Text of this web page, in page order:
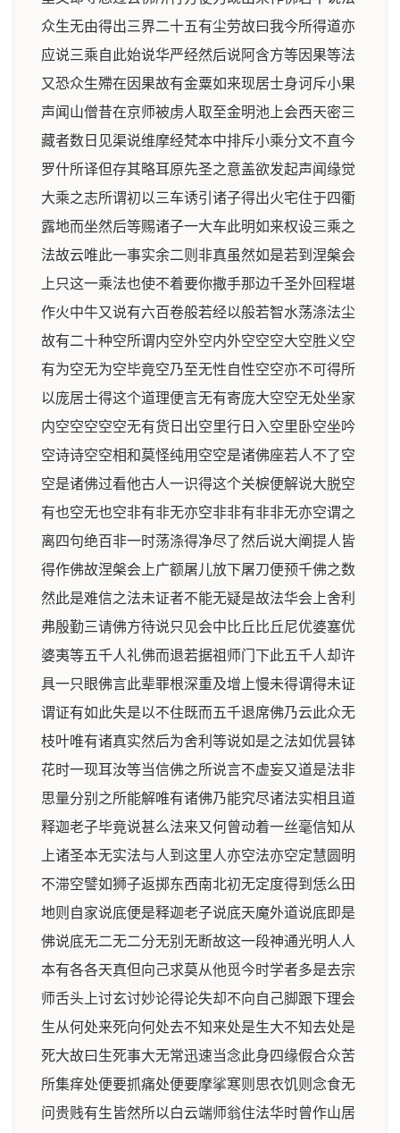
众生无由得出三界二十五有尘劳故曰我今所得道亦
应说三乘自此始说华严经然后说阿含方等因果等法
又恐众生殢在因果故有金粟如来现居士身诃斥小果
声闻山僧昔在京师被虏人取至金明池上会西天密三
藏者数日见渠说维摩经梵本中排斥小乘分文不直今
罗什所译但存其略耳原先圣之意盖欲发起声闻缘觉
大乘之志所谓初以三车诱引诸子得出火宅住于四衢
露地而坐然后等赐诸子一大车此明如来权设三乘之
法故云唯此一事实余二则非真虽然如是若到涅槃会
上只这一乘法也使不着要你撒手那边千圣外回程堪
作火中牛又说有六百卷般若经以般若智水荡涤法尘
故有二十种空所谓内空外空内外空空空大空胜义空
有为空无为空毕竟空乃至无性自性空空亦不可得所
以庞居士得这个道理便言无有寄庞大空空无处坐家
内空空空空空无有货日出空里行日入空里卧空坐吟
空诗诗空空相和莫怪纯用空空是诸佛座若人不了空
空是诸佛过看他古人一识得这个关棙便解说大脱空
有也空无也空非有非无亦空非非有非非无亦空谓之
离四句绝百非一时荡涤得净尽了然后说大阐提人皆
得作佛故涅槃会上广额屠儿放下屠刀便预千佛之数
然此是难信之法未证者不能无疑是故法华会上舍利
弗殷勤三请佛方待说只见会中比丘比丘尼优婆塞优
婆夷等五千人礼佛而退若据祖师门下此五千人却许
具一只眼佛言此辈罪根深重及增上慢未得谓得未证
谓证有如此失是以不住既而五千退席佛乃云此众无
枝叶唯有诸真实然后为舍利等说如是之法如优昙钵
花时一现耳汝等当信佛之所说言不虚妄又道是法非
思量分别之所能解唯有诸佛乃能究尽诸法实相且道
释迦老子毕竟说甚么法来又何曾动着一丝毫信知从
上诸圣本无实法与人到这里人亦空法亦空定慧圆明
不滞空譬如狮子返掷东西南北初无定度得到恁么田
地则自家说底便是释迦老子说底天魔外道说底即是
佛说底无二无二分无别无断故这一段神通光明人人
本有各各天真但向己求莫从他觅今时学者多是去宗
师舌头上讨玄讨妙论得论失却不向自己脚跟下理会
生从何处来死向何处去不知来处是生大不知去处是
死大故曰生死事大无常迅速当念此身四缘假合众苦
所集痒处便要抓痛处便要摩挲寒则思衣饥则念食无
问贵贱有生皆然所以白云端师翁住法华时曾作山居